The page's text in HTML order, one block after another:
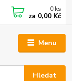
Menu
Hledat
0 ks
za 0,00 Kč